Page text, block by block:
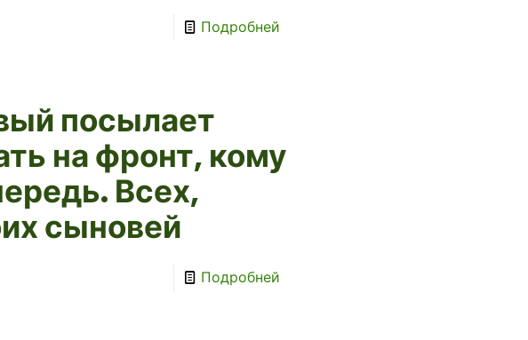
Подробней
посылает
на фронт, кому
Всех,
сыновей
Подробней